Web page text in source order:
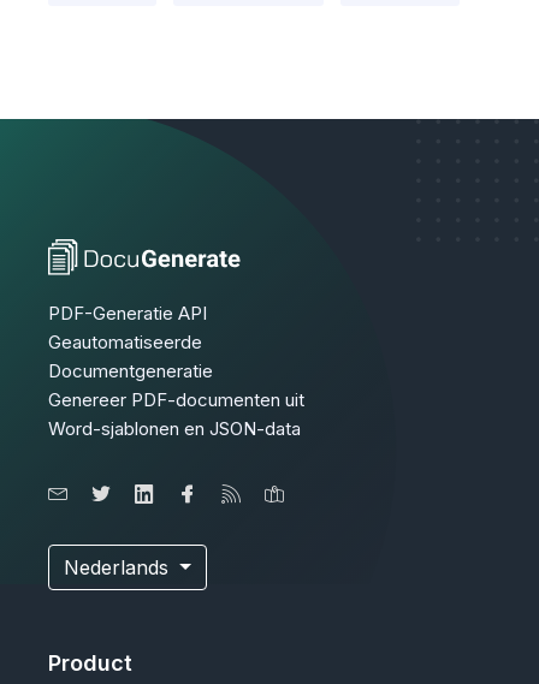
PDF-Generatie API
Geautomatiseerde
Documentgeneratie
Genereer PDF-documenten uit
Word-sjablonen en JSON-data
Nederlands
Product